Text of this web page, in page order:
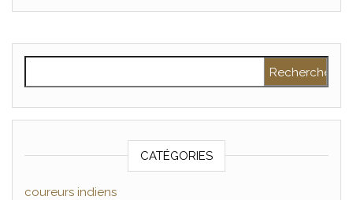
CATÉGORIES
coureurs indiens